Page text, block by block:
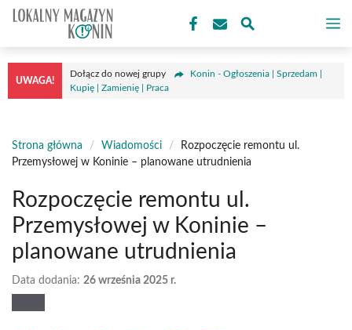
Przejdź
treści
UWAGA!
Dołącz do nowej grupy
Konin - Ogłoszenia | Sprzedam |
Kupię | Zamienię | Praca
Strona główna / Wiadomości /
Rozpoczęcie remontu ul.
Przemysłowej w Koninie – planowane utrudnienia
Rozpoczęcie remontu ul.
Przemysłowej w Koninie –
planowane utrudnienia
Data dodania: 26 września 2025 r.